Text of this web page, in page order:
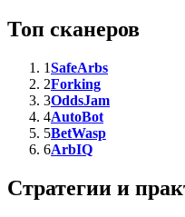
Топ сканеров
1SafeArbs
2Forking
3OddsJam
4AutoBot
5BetWasp
6ArbIQ
Стратегии и